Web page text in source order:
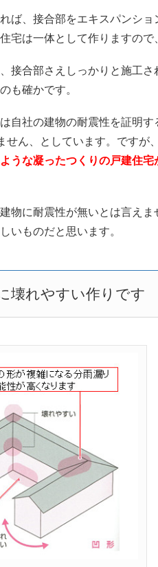
ば、接合部をエキスパンシ
宅は一体として作りますので
接合部さえしっかりと施工
も確かです。
自社の建物の耐震性を証明す
ん、としています。ですが、
うな凝ったつくりの戸建住
物に耐震性が無いとは言え
いものだと思います。
壊れやすい作りです